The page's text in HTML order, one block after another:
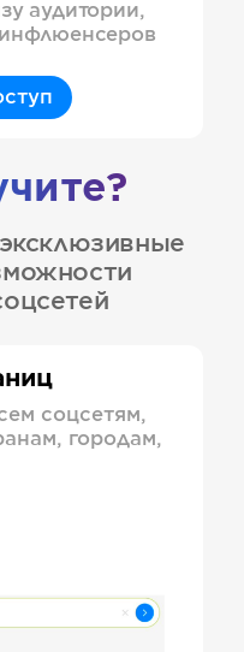
аудитории,
соцсетям,
городам,